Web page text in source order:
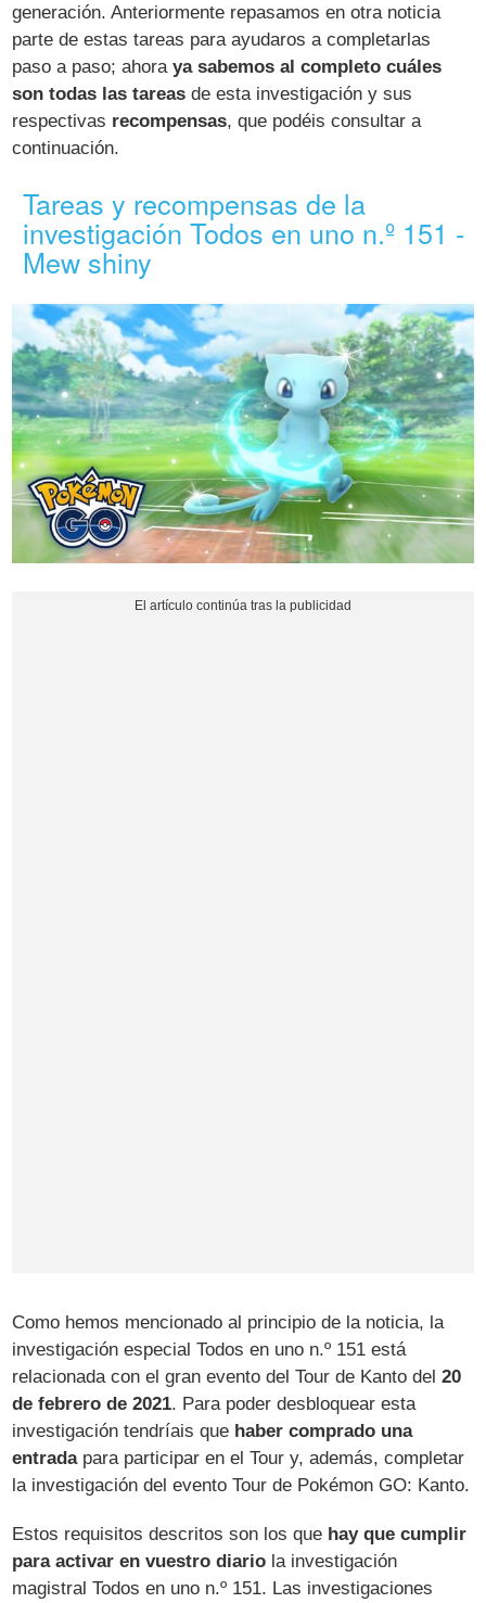
generación. Anteriormente repasamos en otra noticia
parte de estas tareas para ayudaros a completarlas
paso a paso; ahoraya sabemos al completo cuáles
son todas las tareas de esta investigación y sus
respectivas recompensas, que podéis consultar a
continuación.
Tareas y recompensas de la
investigación Todos en uno n.º 151 -
Mew shiny
Como hemos mencionado al principio de la noticia, la
investigación especial Todos en uno n.º 151 está
relacionada con el gran evento del Tour de Kanto del20
de febrero de 2021. Para poder desbloquear esta
investigación tendríais que haber comprado una
entradapara participar en el Tour y, además, completar
la investigación del evento Tour de Pokémon GO: Kanto.
Estos requisitos descritos son los que hay que cumplir
para activar en vuestro diario la investigación
magistral Todos en uno n.º 151. Las investigaciones